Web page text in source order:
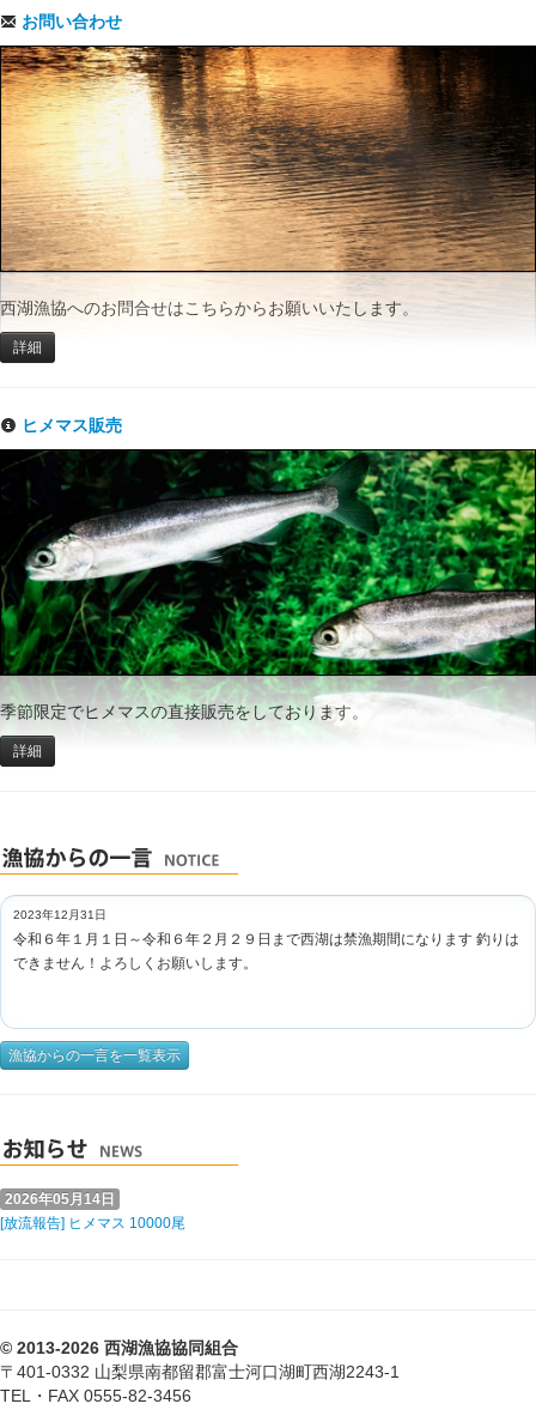
お問い合わせ
西湖漁協へのお問合せはこちらからお願いいたします。
詳細
ヒメマス販売
季節限定でヒメマスの直接販売をしております。
詳細
2023年12月31日
令和６年１月１日～令和６年２月２９日まで西湖は禁漁期間になります 釣りは
できません！よろしくお願いします。
漁協からの一言を一覧表示
2026年05月14日
[放流報告] ヒメマス 10000尾
© 2013-2026 西湖漁協協同組合
〒401-0332 山梨県南都留郡富士河口湖町西湖2243-1
TEL・FAX 0555-82-3456